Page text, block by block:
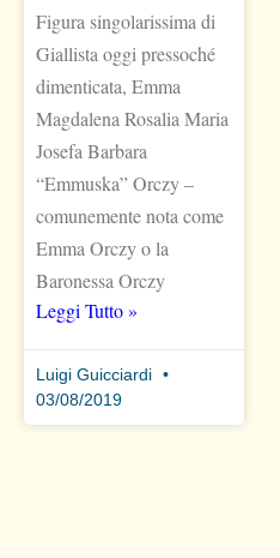
Figura singolarissima di
Giallista oggi pressoché
dimenticata, Emma
Magdalena Rosalia Maria
Josefa Barbara
“Emmuska” Orczy –
comunemente nota come
Emma Orczy o la
Baronessa Orczy
Leggi Tutto »
Luigi Guicciardi
03/08/2019